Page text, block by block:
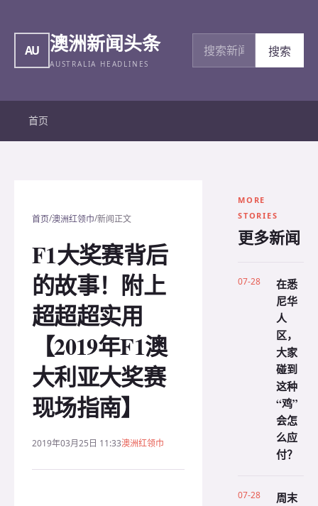
AU 澳洲新闻头条
AUSTRALIA HEADLINES
搜索新闻
搜索
首页
首页/澳洲红领巾/新闻正文
F1大奖赛背后
的故事！附上
超超超实用
【2019年F1澳
大利亚大奖赛
现场指南】
2019年03月25日 11:33澳洲红领巾
MORE
STORIES
更多新闻
07-28
在悉
尼华
人
区，
大家
碰到
这种
“鸡”
会怎
么应
付？
07-28
周末